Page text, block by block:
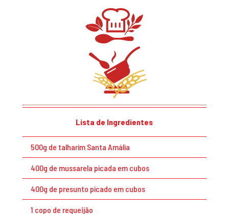
Lista de Ingredientes
500g de talharim Santa Amália
400g de mussarela picada em cubos
400g de presunto picado em cubos
1 copo de requeijão